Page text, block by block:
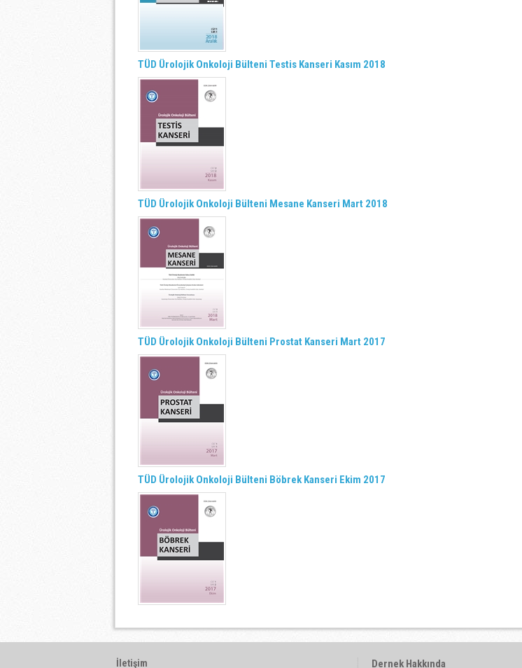
TÜD Ürolojik Onkoloji Bülteni Testis Kanseri Kasım 2018
TÜD Ürolojik Onkoloji Bülteni Mesane Kanseri Mart 2018
TÜD Ürolojik Onkoloji Bülteni Prostat Kanseri Mart 2017
TÜD Ürolojik Onkoloji Bülteni Böbrek Kanseri Ekim 2017
İletişim Dernek Hakkında